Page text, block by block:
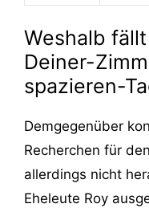
Weshalb
Deiner-
spazieren-
Demgegenüber
Recherchen für
allerdings nicht
Eheleute Roy